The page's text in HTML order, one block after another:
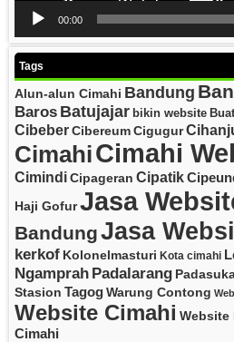
00:00
Tags
Alun-alun Cimahi Bandung
Baros Batujajar bikin website
CibeberCibereumCigugur
CimahiCimahi
CimindiCipageran Cipatik
Haji Gofur Jasa
BandungJasa
kerkof Kolonelmasturi Kota cimahi
Ngamprah Padalarang
Stasion TagogWarung Contong
Website Cimahi Website
Cimahi